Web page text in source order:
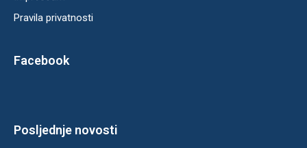
Pravila privatnosti
Facebook
Posljednje novosti